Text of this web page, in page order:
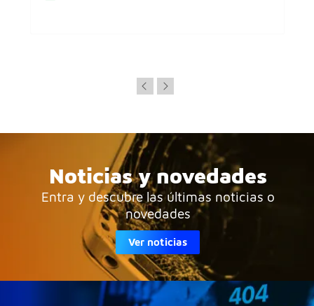
Noticias y novedades
Entra y descubre las últimas noticias o
novedades
Ver noticias